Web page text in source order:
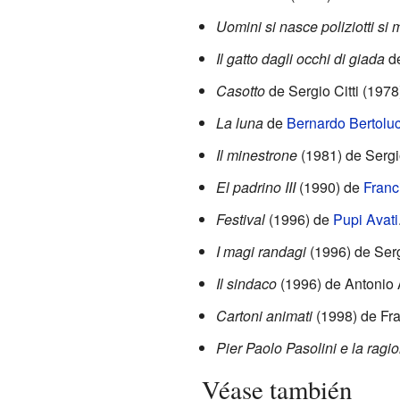
Uomini si nasce poliziotti si
Il gatto dagli occhi di giada
Casottode Sergio Citti
La lunade Bernardo
Il minestrone(1981) de
El padrino III(1990) de
Festival(1996) de Pupi Avati
I magi randagi(1996) de
Il sindaco(1996) de Antonio
Cartoni animati(1998) de
Pier Paolo Pasolini e la
Véase también